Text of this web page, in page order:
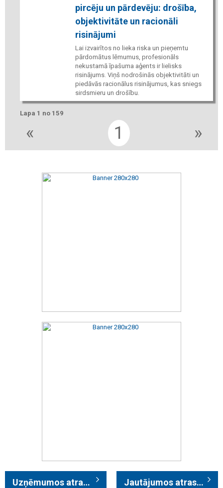
pircēju un pārdevēju: drošība,
objektivitāte un racionāli
risinājumi
Lai izvairītos no lieka riska un pieņemtu
pārdomātus lēmumus, profesionāls
nekustamā īpašuma aģents ir lielisks
risinājums. Viņš nodrošinās objektivitāti un
piedāvās racionālus risinājumus, kas sniegs
sirdsmieru un drošību.
Lapa 1 no 159
« 1 »
Uzņēmumos atrasts: 443 Jautājumos atrasts: 304